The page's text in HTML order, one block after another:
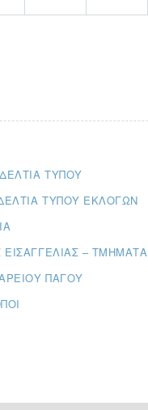
ΤΎΠΟΥ
ΤΎΠΟΥ ΕΚΛΟΓΏΝ
– ΤΜΉΜΑΤΑ
ΠΆΓΟΥ